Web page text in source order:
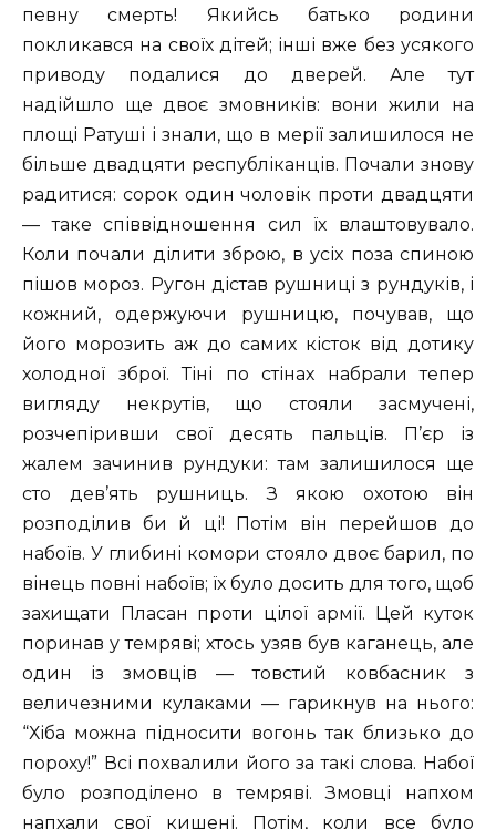
певну смерть! Якийсь батько родини
покликався на своїх дітей; інші вже без усякого
приводу подалися до дверей. Але тут
надійшло ще двоє змовників: вони жили на
площі Ратуші і знали, що в мерії залишилося не
більше двадцяти республіканців. Почали знову
радитися: сорок один чоловік проти двадцяти
— таке співвідношення сил їх влаштовувало.
Коли почали ділити зброю, в усіх поза спиною
пішов мороз. Ругон дістав рушниці з рундуків, і
кожний, одержуючи рушницю, почував, що
його морозить аж до самих кісток від дотику
холодної зброї. Тіні по стінах набрали тепер
вигляду некрутів, що стояли засмучені,
розчепіривши свої десять пальців. П’єр із
жалем зачинив рундуки: там залишилося ще
сто дев’ять рушниць. З якою охотою він
розподілив би й ці! Потім він перейшов до
набоїв. У глибині комори стояло двоє барил, по
вінець повні набоїв; їх було досить для того, щоб
захищати Пласан проти цілої армії. Цей куток
поринав у темряві; хтось узяв був каганець, але
один із змовців — товстий ковбасник з
величезними кулаками — гарикнув на нього:
“Хіба можна підносити вогонь так близько до
пороху!” Всі похвалили його за такі слова. Набої
було розподілено в темряві. Змовці напхом
напхали свої кишені. Потім, коли все було